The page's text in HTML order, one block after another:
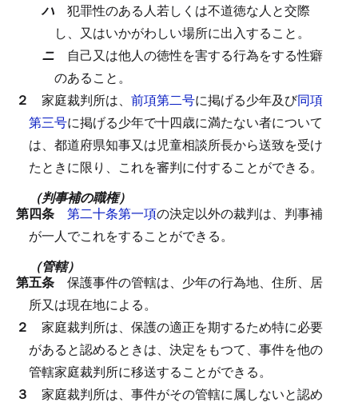
ハ 犯罪性のある人若しくは不道徳な人と交際
し、又はいかがわしい場所に出入すること。
ニ 自己又は他人の徳性を害する行為をする性癖
のあること。
２ 家庭裁判所は、 前項第二号に掲げる少年及び同項
第三号に掲げる少年で十四歳に満たない者について
は、都道府県知事又は児童相談所長から送致を受け
たときに限り、これを審判に付することができる。
（判事補の職権）
第四条 第二十条第一項の決定以外の裁判は、判事補
が一人でこれをすることができる。
（管轄）
第五条 保護事件の管轄は、少年の行為地、住所、居
所又は現在地による。
２ 家庭裁判所は、保護の適正を期するため特に必要
があると認めるときは、決定をもつて、事件を他の
管轄家庭裁判所に移送することができる。
３ 家庭裁判所は、事件がその管轄に属しないと認め